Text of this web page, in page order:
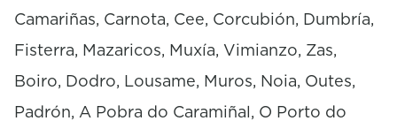
Camariñas, Carnota, Cee, Corcubión, Dumbría,
Fisterra, Mazaricos, Muxía, Vimianzo, Zas,
Boiro, Dodro, Lousame, Muros, Noia, Outes,
Padrón, A Pobra do Caramiñal, O Porto do